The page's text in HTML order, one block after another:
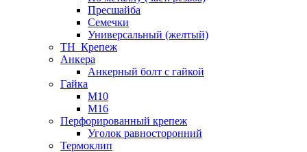
Пресшайба
Семечки
Универсальный (желтый)
ТН_Крепеж
Анкера
Анкерный болт с гайкой
Гайка
М10
М16
Перфорированный крепеж
Уголок равносторонний
Термоклип